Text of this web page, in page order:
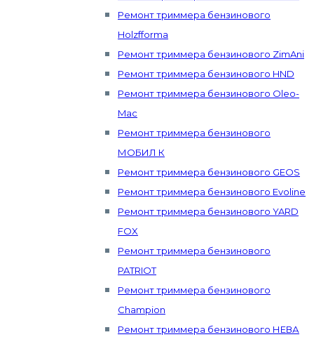
Ремонт триммера бензинового
Holzfforma
Ремонт триммера бензинового ZimAni
Ремонт триммера бензинового HND
Ремонт триммера бензинового Oleo-
Mac
Ремонт триммера бензинового
МОБИЛ К
Ремонт триммера бензинового GEOS
Ремонт триммера бензинового Evoline
Ремонт триммера бензинового YARD
FOX
Ремонт триммера бензинового
PATRIOT
Ремонт триммера бензинового
Champion
Ремонт триммера бензинового НЕВА